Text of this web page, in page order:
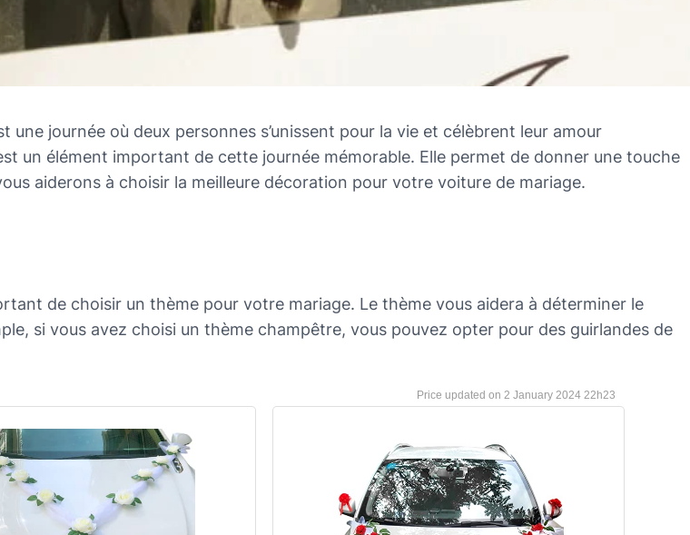
une journée où deux personnes s’unissent pour la vie et célèbrent leur amour
un élément important de cette journée mémorable. Elle permet de donner une touche
aiderons à choisir la meilleure décoration pour votre voiture de mariage.
de choisir un thème pour votre mariage. Le thème vous aidera à déterminer le
si vous avez choisi un thème champêtre, vous pouvez opter pour des guirlandes de
2 January 2024 22h23